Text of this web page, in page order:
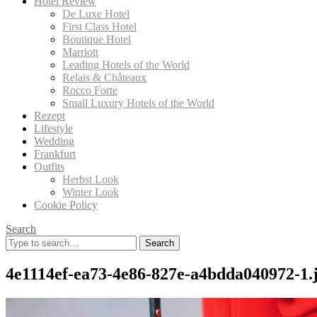
De Luxe Hotel
First Class Hotel
Boutique Hotel
Marriott
Leading Hotels of the World
Relais & Châteaux
Rocco Forte
Small Luxury Hotels of the World
Rezept
Lifestyle
Wedding
Frankfurt
Outfits
Herbst Look
Winter Look
Cookie Policy
Search
Search
for:
4e1114ef-ea73-4e86-827e-a4bdda040972-